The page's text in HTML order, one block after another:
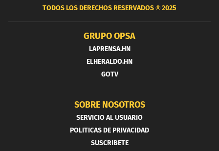
TODOS LOS DERECHOS RESERVADOS ®2025
GRUPO OPSA
LAPRENSA.HN
ELHERALDO.HN
GOTV
SOBRE NOSOTROS
SERVICIO AL USUARIO
POLITICAS DE PRIVACIDAD
SUSCRIBETE